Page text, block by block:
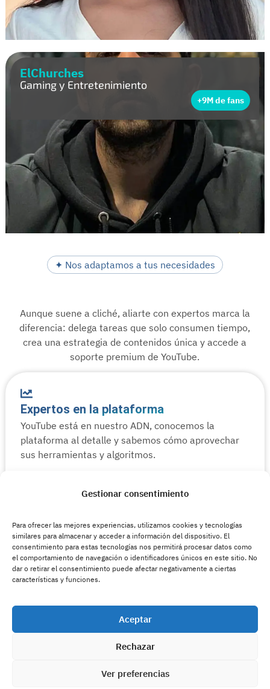
Gestionar consentimiento
Para ofrecer las mejores experiencias, utilizamos cookies y tecnologías
similares para almacenar y acceder a información del dispositivo. El
consentimiento para estas tecnologías nos permitirá procesar datos como
el comportamiento de navegación o identificadores únicos en este sitio. No
dar o retirar el consentimiento puede afectar negativamente a ciertas
características y funciones.
Aceptar
Rechazar
Ver preferencias
ElChurches
Gaming y Entretenimiento
+9M de fans
✦ Nos adaptamos a tus necesidades
Aunque suene a cliché, aliarte con expertos marca la
diferencia: delega tareas que solo consumen tiempo,
crea una estrategia de contenidos única y accede a
soporte premium de YouTube.
Expertos en la plataforma
YouTube está en nuestro ADN, conocemos la
plataforma al detalle y sabemos cómo aprovechar
sus herramientas y algoritmos.
Gestión de contenidos
optimización de tus contenidos, además de analizar
su rendimiento.
Ahorro de tiempo
Evitamos que pierdas horas en gestiones técnicas o
administrativas relacionadas con tu canal de
YouTube.
Partners oficiales de YouTube